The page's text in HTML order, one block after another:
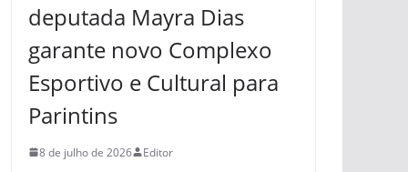
deputada Mayra Dias
garante novo Complexo
Esportivo e Cultural para
Parintins
8 de julho de 2026 Editor